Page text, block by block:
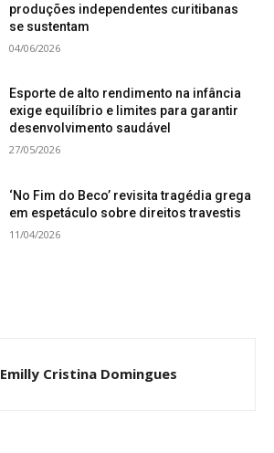
produções independentes curitibanas
se sustentam
04/06/2026
Esporte de alto rendimento na infância
exige equilíbrio e limites para garantir
desenvolvimento saudável
27/05/2026
‘No Fim do Beco’ revisita tragédia grega
em espetáculo sobre direitos travestis
11/04/2026
Emilly Cristina Domingues